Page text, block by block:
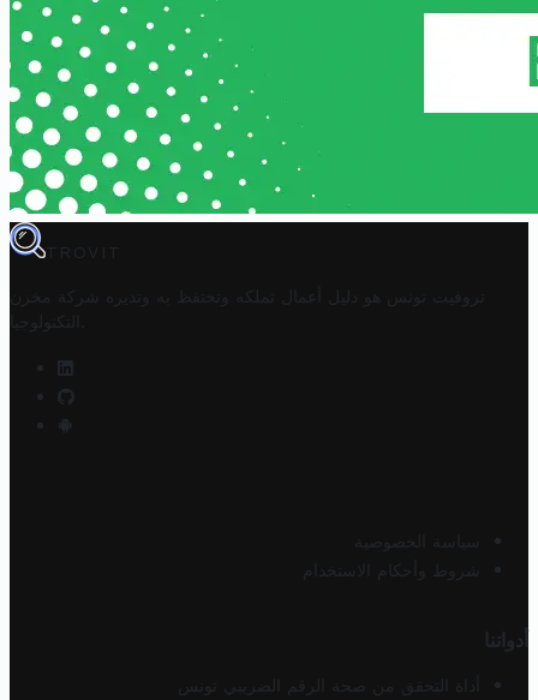
TROVIT
تروفيت تونس هو دليل أعمال تملكه وتحتفظ به وتديره
شركة مخزن
التكنولوجيا
سياسة الخصوصية
شروط وأحكام الاستخدام
أدواتنا
أداة التحقق من صحة الرقم الضريبي تونس